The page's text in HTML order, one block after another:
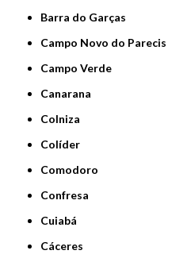
Barra do Garças
Campo Novo do Parecis
Campo Verde
Canarana
Colniza
Colíder
Comodoro
Confresa
Cuiabá
Cáceres